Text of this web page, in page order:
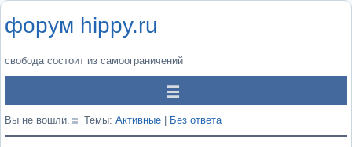
форум hippy.ru
свобода состоит из самоограничений
Вы не вошли. Темы: Активные Без ответа